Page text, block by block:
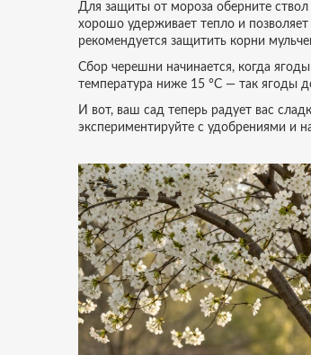
Для защиты от мороза оберните
хорошо удерживает тепло и
рекомендуется защитить корни
Сбор черешни начинается, когда
температура ниже 15 °C — так ягоды
И вот, ваш сад теперь радует вас
экспериментируйте с удобрениями и